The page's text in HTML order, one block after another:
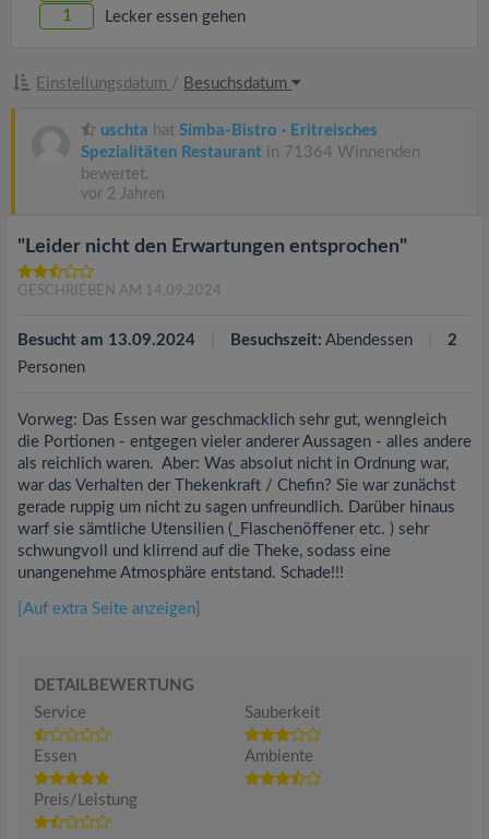
1 Lecker essen gehen
Einstellungsdatum / Besuchsdatum
uschta hat Simba-Bistro · Eritreisches
Spezialitäten Restaurant in 71364 Winnenden
bewertet.
vor 2 Jahren
"Leider nicht den Erwartungen entsprochen"
GESCHRIEBEN AM 14.09.2024
Besucht am 13.09.2024 Besuchszeit: Abendessen
2
Personen
Vorweg: Das Essen war geschmacklich sehr gut, wenngleich
die Portionen - entgegen vieler anderer Aussagen - alles andere
als reichlich waren. Aber: Was absolut nicht in Ordnung war,
war das Verhalten der Thekenkraft / Chefin? Sie war zunächst
gerade ruppig um nicht zu sagen unfreundlich. Darüber hinaus
warf sie sämtliche Utensilien (_Flaschenöffener etc. ) sehr
schwungvoll und klirrend auf die Theke, sodass eine
unangenehme Atmosphäre entstand. Schade!!!
[Auf extra Seite anzeigen]
DETAILBEWERTUNG
Service
Sauberkeit
Essen Ambiente
Preis/Leistung